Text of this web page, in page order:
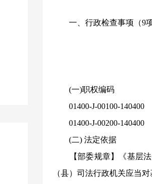
一、 行政检查事项（9项
(一)职权编码
01400-J-00100-140400
01400-J-00200-140400
(二) 法定依据
【部委规章】《基层
（县）司法行政机关应当